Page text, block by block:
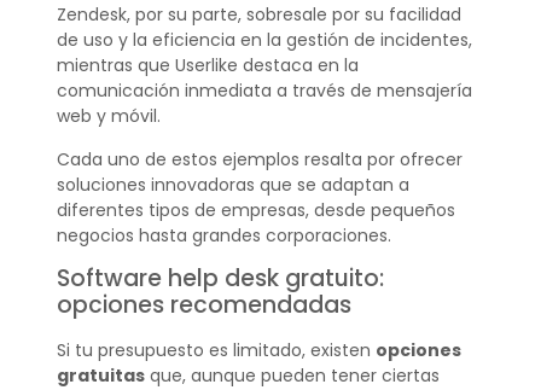
Zendesk, por su parte, sobresale por su facilidad
de uso y la eficiencia en la gestión de incidentes,
mientras que Userlike destaca en la
comunicación inmediata a través de mensajería
web y móvil.
Cada uno de estos ejemplos resalta por ofrecer
soluciones innovadoras que se adaptan a
diferentes tipos de empresas, desde pequeños
negocios hasta grandes corporaciones.
Software help desk gratuito:
opciones recomendadas
Si tu presupuesto es limitado, existen opciones
gratuitasque, aunque pueden tener ciertas